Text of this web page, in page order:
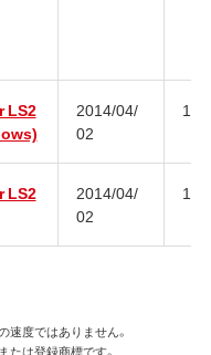
LS2
2014/04/
02
LS2
2014/04/
02
度ではありません。
は登録商標です。